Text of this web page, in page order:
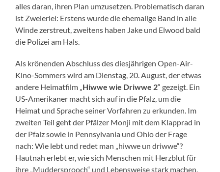
alles daran, ihren Plan umzusetzen. Problematisch daran
ist Zweierlei: Erstens wurde die ehemalige Band in alle
Winde zerstreut, zweitens haben Jake und Elwood bald
die Polizei am Hals.
Als krönenden Abschluss des diesjährigen Open-Air-
Kino-Sommers wird am Dienstag, 20. August, der etwas
andere Heimatfilm „Hiwwe wie Driwwe 2“ gezeigt. Ein
US-Amerikaner macht sich auf in die Pfalz, um die
Heimat und Sprache seiner Vorfahren zu erkunden. Im
zweiten Teil geht der Pfälzer Monji mit dem Klapprad in
der Pfalz sowie in Pennsylvania und Ohio der Frage
nach: Wie lebt und redet man „hiwwe un driwwe“?
Hautnah erlebt er, wie sich Menschen mit Herzblut für
ihre „Muddersprooch“ und Lebensweise stark machen.